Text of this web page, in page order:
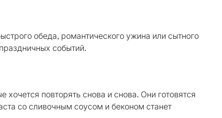
обеда, романтического ужина или сытного
событий.
повторять снова и снова. Они готовятся
со сливочным соусом и беконом станет